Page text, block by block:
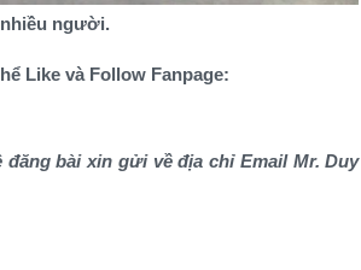
người.
Like và Follow Fanpage:
bài xin gửi về địa chỉ Email Mr. Duy